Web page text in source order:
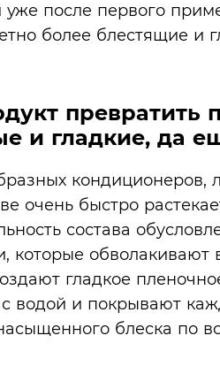
уже после первого
более блестящие и
превратить
и гладкие, да
кондиционеров,
очень быстро
состава
обволакивают
гладкое
с водой и покрывают
блеска по